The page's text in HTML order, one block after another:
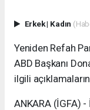
Erkek| Kadın
Yeniden Refah
ABD Başkanı
ilgili
ANKARA (İGFA)